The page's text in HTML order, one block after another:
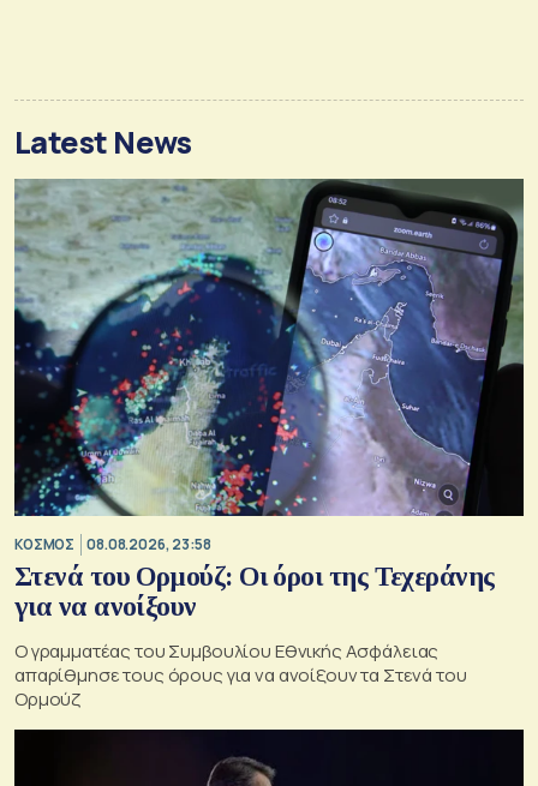
Latest News
ΚΟΣΜΟΣ 08.08.2026, 23:58
Στενά του Ορμούζ: Οι όροι της Τεχεράνης
για να ανοίξουν
Ο γραμματέας του Συμβουλίου Εθνικής Ασφάλειας
απαρίθμησε τους όρους για να ανοίξουν τα Στενά του
Ορμούζ